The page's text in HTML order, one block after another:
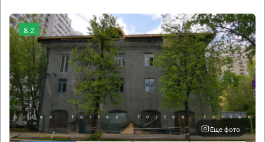
8.2
Еще фото